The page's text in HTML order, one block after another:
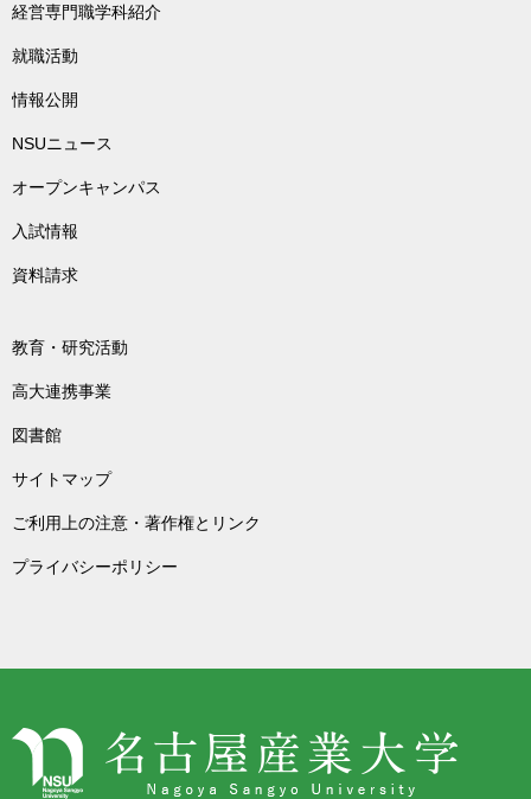
経営専門職学科紹介
就職活動
情報公開
NSUニュース
オープンキャンパス
入試情報
資料請求
教育・研究活動
高大連携事業
図書館
サイトマップ
ご利用上の注意・著作権とリンク
プライバシーポリシー